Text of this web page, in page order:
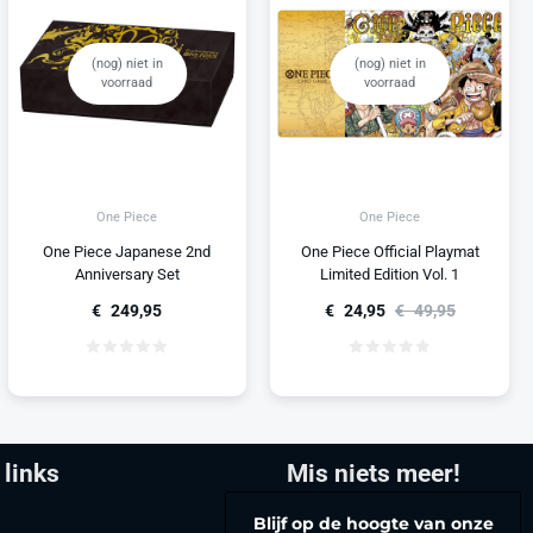
(nog) niet in
voorraad
One Piece
One Piece Japanese 2nd
Anniversary Set
€ 249,95
(nog) niet in
voorraad
One Piece
One Piece Official Playmat
Limited Edition Vol. 1
€ 49,95
€ 24,95
links Mis niets meer!
Blijf op de hoogte van onze